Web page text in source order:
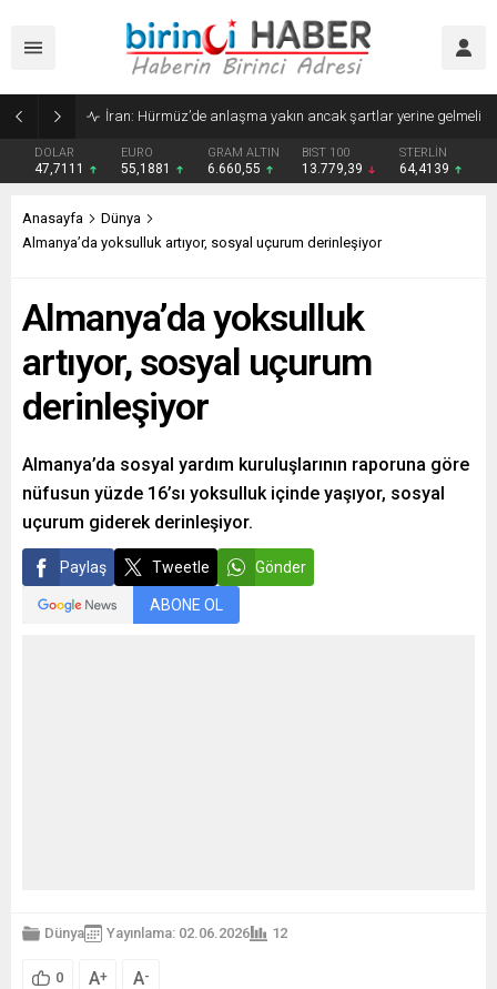
İran: Hürmüz’de anlaşma yakın ancak şartlar yerine gelmeli
DOLAR
47,7111
EURO
55,1881
GRAM ALTIN
6.660,55
BIST 100
13.779,39
STERLİN
64,4139
Anasayfa
Dünya
Almanya’da yoksulluk artıyor, sosyal uçurum derinleşiyor
Almanya’da yoksulluk
artıyor, sosyal uçurum
derinleşiyor
Almanya’da sosyal yardım kuruluşlarının raporuna göre
nüfusun yüzde 16’sı yoksulluk içinde yaşıyor, sosyal
uçurum giderek derinleşiyor.
Paylaş Tweetle Gönder
ABONE OL
Dünya Yayınlama: 02.06.2026 12
0 A+ A-